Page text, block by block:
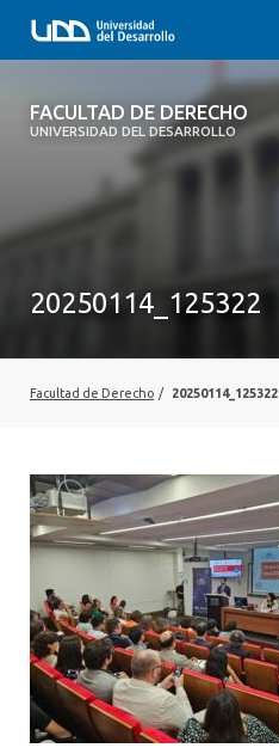
FACULTAD DE DERECHO
UNIVERSIDAD DEL DESARROLLO
FACULTAD DE DERECHO
SOBRE LA FACULTAD
VINCULACIÓN CON EL MEDIO
INTERNACIONAL
20250114_125322
Facultad de Derecho / 20250114_125322